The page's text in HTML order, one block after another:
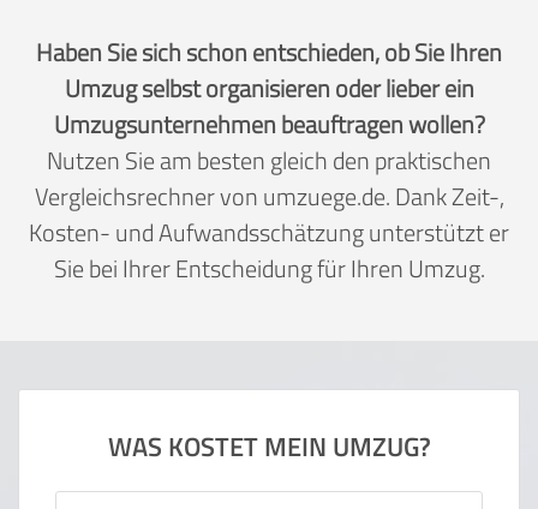
Haben Sie sich schon entschieden, ob Sie Ihren
Umzug selbst organisieren oder lieber ein
Umzugsunternehmen beauftragen wollen?
Nutzen Sie am besten gleich den praktischen
Vergleichsrechner von umzuege.de. Dank Zeit-,
Kosten- und Aufwandsschätzung unterstützt er
Sie bei Ihrer Entscheidung für Ihren Umzug.
WAS KOSTET MEIN UMZUG?